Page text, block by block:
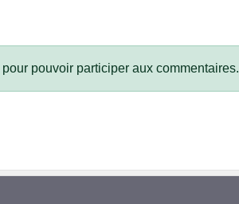
pour pouvoir participer aux commentaires.